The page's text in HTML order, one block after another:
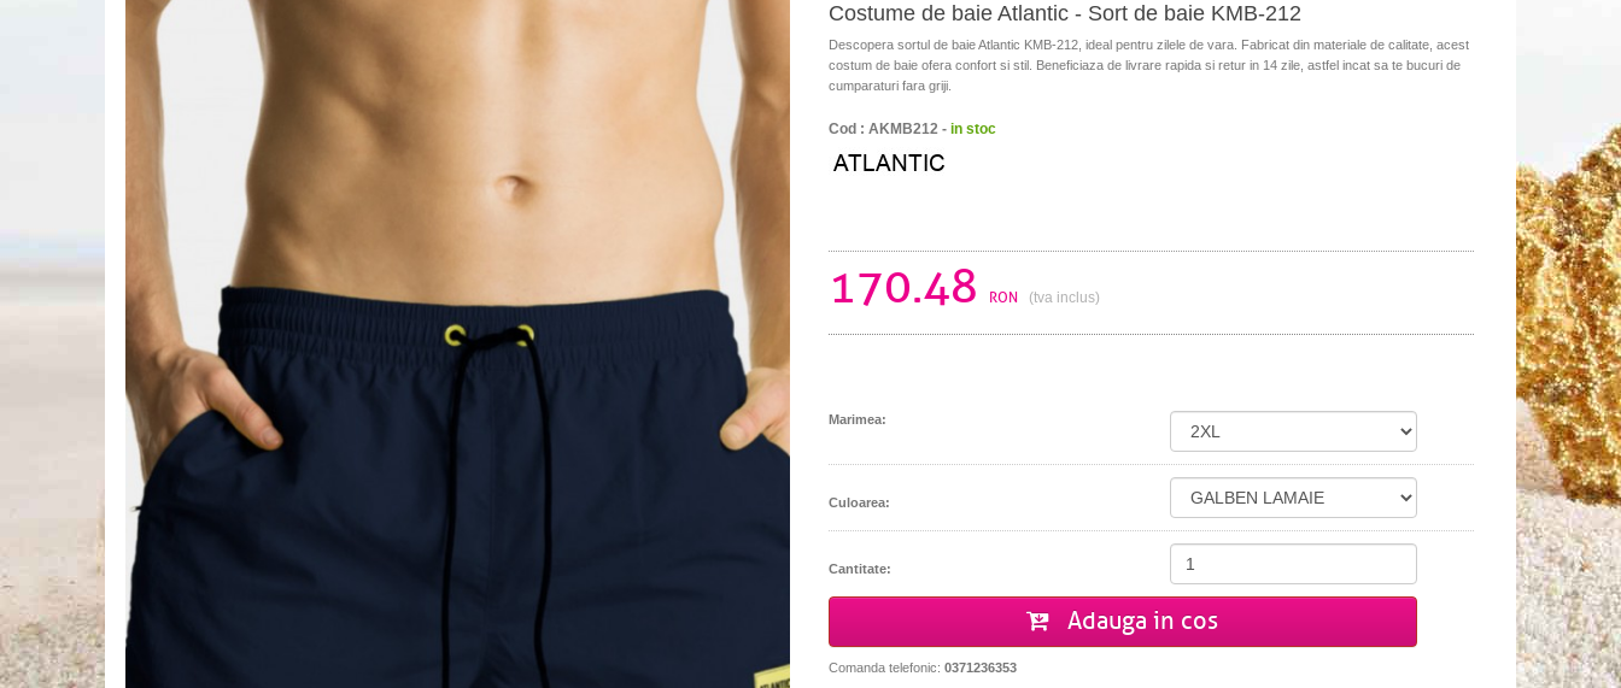
Costume de baie Atlantic - Sort de baie KMB-212
Descopera sortul de baie Atlantic KMB-212, ideal pentru zilele de vara. Fabricat din materiale de calitate, acest
costum de baie ofera confort si stil. Beneficiaza de livrare rapida si retur in 14 zile, astfel incat sa te bucuri de
cumparaturi fara griji.
Cod : AKMB212 - in stoc
170.48 RON (tva inclus)
Marimea:
Culoarea:
Cantitate:
Adauga in cos
Comanda telefonic: 0371236353